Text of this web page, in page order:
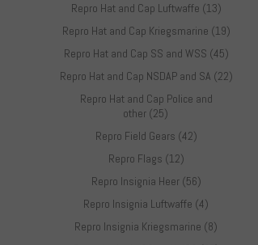
Repro Hat and Cap Luftwaffe (13)
Repro Hat and Cap Kriegsmarine (19)
Repro Hat and Cap SS and WSS (45)
Repro Hat and Cap NSDAP and SA (22)
Repro Hat and Cap Police and
other (25)
Repro Field Gears (42)
Repro Flags (12)
Repro Insignia Heer (56)
Repro Insignia Luftwaffe (4)
Repro Insignia Kriegsmarine (8)